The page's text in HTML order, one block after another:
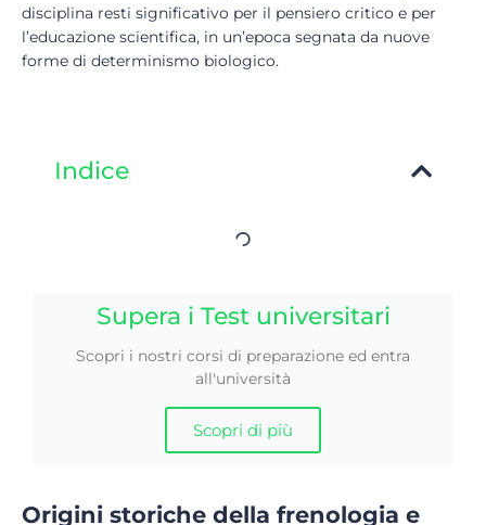
disciplina resti significativo per il pensiero critico e per
l’educazione scientifica, in un’epoca segnata da nuove
forme di determinismo biologico.
Indice
Supera i Test universitari
Scopri i nostri corsi di preparazione ed entra
all'università
Scopri di più
Origini storiche della frenologia e